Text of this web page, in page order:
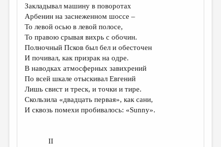
ОБЪЯВЛЕНИЯ
КОЛОНКА РЕДАКТОРА
РЕДКОЛЛЕГИЯ
ОТ РЕДАКЦИИ
МАЛАЯ ПРОЗА
ЭССЕИСТИКА
Закладывал машину в поворотах
Арбенин на заснеженном шоссе ­–
То левой осью в левой полосе,
То правою срывая вихрь с обочин.
Полночный Псков был бел и обесточен
И почивал, как призрак на одре.
В наводках атмосферных завихрений
По всей шкале отыскивал Евгений
Лишь свист и треск, и точки и тире.
Скользила «двадцать первая», как сани,
И сквозь помехи пробивалось: «Sunny».
II